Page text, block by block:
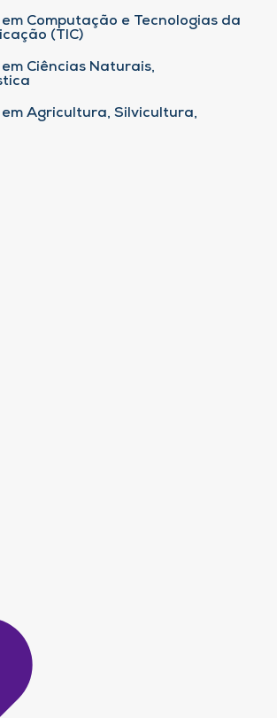
Computação e Tecnologias da
(TIC)
Ciências Naturais,
Agricultura, Silvicultura,